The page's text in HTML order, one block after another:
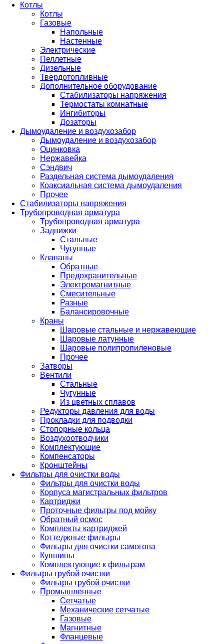
Котлы
Котлы
Газовые
Напольные
Настенные
Электрические
Пеллетные
Дизельные
Твердотопливные
Дополнительное оборудование
Стабилизаторы напряжения
Термостаты комнатные
Ингибиторы
Дозаторы
Дымоудаление и воздухозабор
Дымоудаление и воздухозабор
Оцинковка
Нержавейка
Сэндвич
Раздельная система дымоудаления
Коаксиальная система дымоудаления
Прочее
Стабилизаторы напряжения
Трубопроводная арматура
Трубопроводная арматура
Задвижки
Стальные
Чугунные
Клапаны
Обратные
Предохранительные
Электромагнитные
Смесительные
Разные
Балансировочные
Краны
Шаровые стальные и нержавеющие
Шаровые латунные
Шаровые полипропиленовые
Прочее
Затворы
Вентили
Стальные
Чугунные
Из цветных сплавов
Редукторы давления для воды
Прокладки для подводки
Стопорные кольца
Воздухоотводчики
Комплектующие
Компенсаторы
Кронштейны
Фильтры для очистки воды
Фильтры для очистки воды
Корпуса магистральных фильтров
Картриджи
Проточные фильтры под мойку
Обратный осмос
Комплекты картриджей
Коттеджные фильтры
Фильтры для очистки самогона
Кувшины
Комплектующие к фильтрам
Фильтры грубой очистки
Фильтры грубой очистки
Промышленные
Сетчатые
Механические сетчатые
Газовые
Магнитные
Фланцевые